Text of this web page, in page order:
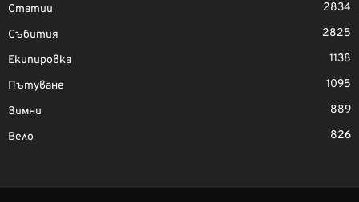
Статии
2834
Събития
2825
Екипировка
1138
Пътуване
1095
Зимни
889
Вело
826